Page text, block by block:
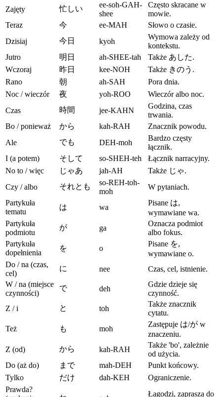
Zajęty
忙しい
ee-soh-GAH-
shee
Często skracane w
mowie.
Teraz
今 ee-MAH
Słowo o czasie.
Dzisiaj
今日 kyoh
Wymowa zależy od
kontekstu.
Jutro
明日 ah-SHEE-tah
Także あした.
Wczoraj
昨日 kee-NOH
Także きのう.
Rano
朝 ah-SAH
Pora dnia.
Noc / wieczór
夜 yoh-ROO
Wieczór albo noc.
Czas
時間 jee-KAHN
Godzina, czas
trwania.
Bo / ponieważ
から kah-RAH
Znacznik powodu.
Ale
でも DEH-moh
Bardzo częsty
łącznik.
I (a potem)
そして so-SHEH-teh
Łącznik narracyjny.
No to / więc
じゃあ jah-AH
Także じゃ.
Czy / albo
それとも
so-REH-toh-
moh
W pytaniach.
Partykuła
tematu
は wa
Pisane は,
wymawiane wa.
Partykuła
podmiotu
が ga
Oznacza podmiot
albo fokus.
Partykuła
dopełnienia
を o
Pisane を,
wymawiane o.
Do / na (czas,
cel)
に nee
Czas, cel, istnienie.
W / na (miejsce
czynności)
で deh
Gdzie dzieje się
czynność.
Z / i
と toh
Także znacznik
cytatu.
Też
も moh
Zastępuje は/が w
znaczeniu.
Z (od)
から kah-RAH
Także 'bo', zależnie
od użycia.
Do (aż do)
まで mah-DEH
Punkt końcowy.
Tylko
だけ dah-KEH
Ograniczenie.
Prawda?
Łagodzi, zaprasza do